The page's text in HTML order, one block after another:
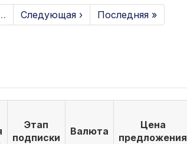
Следующая › Последняя »
Этап
подписки
Валюта
Цена
предложения